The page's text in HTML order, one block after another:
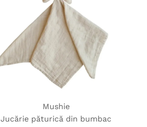
Mushie
Jucărie păturică din bumbac